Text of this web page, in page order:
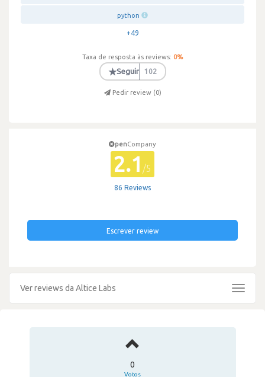
python
+49
Taxa de resposta às reviews: 0%
★Seguir 102
Pedir review (0)
penCompany
2.1 /5
86 Reviews
Escrever review
Ver reviews da Altice Labs
Toggle
0
Votos